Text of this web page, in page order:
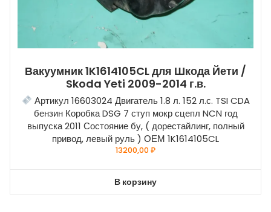
Вакуумник 1K1614105CL для Шкода Йети /
Skoda Yeti 2009-2014 г.в.
Артикул 16603024 Двигатель 1.8 л. 152 л.с. TSI CDA
бензин Коробка DSG 7 ступ мокр сцепл NCN год
выпуска 2011 Состояние бу, ( дорестайлинг, полный
привод, левый руль ) ОЕМ 1K1614105CL
13200,00₽
В корзину